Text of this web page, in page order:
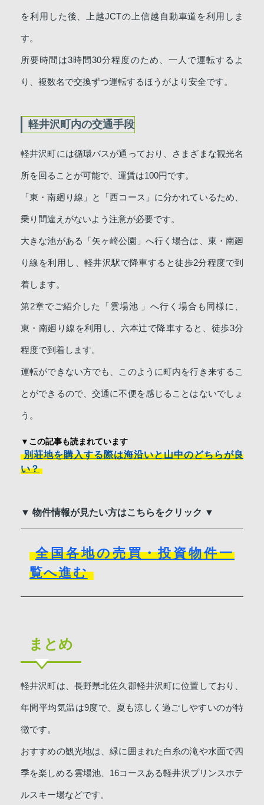
を利用した後、上越JCTの上信越自動車道を利用しま
す。
所要時間は3時間30分程度のため、一人で運転するよ
り、複数名で交換ずつ運転するほうがより安全です。
軽井沢町内の交通手段
軽井沢町には循環バスが通っており、さまざまな観光名
所を回ることが可能で、運賃は100円です。
「東・南廻り線」と「西コース」に分かれているため、
乗り間違えがないよう注意が必要です。
大きな池がある「矢ヶ崎公園」へ行く場合は、東・南廻
り線を利用し、軽井沢駅で降車すると徒歩2分程度で到
着します。
第2章でご紹介した「雲場池 」へ行く場合も同様に、
東・南廻り線を利用し、六本辻で降車すると、徒歩3分
程度で到着します。
運転ができない方でも、このように町内を行き来するこ
とができるので、交通に不便を感じることはないでしょ
う。
▼この記事も読まれています
別荘地を購入する際は海沿いと山中のどちらが良
い？
▼ 物件情報が見たい方はこちらをクリック ▼
全国各地の売買・投資物件一
覧へ進む
まとめ
軽井沢町は、長野県北佐久郡軽井沢町に位置しており、
年間平均気温は9度で、夏も涼しく過ごしやすいのが特
徴です。
おすすめの観光地は、緑に囲まれた白糸の滝や水面で四
季を楽しめる雲場池、16コースある軽井沢プリンスホテ
ルスキー場などです。